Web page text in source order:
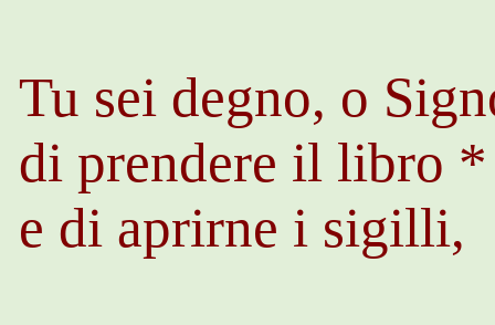
Tu sei degno, o
di prendere il libro *
e di aprirne i sigilli,